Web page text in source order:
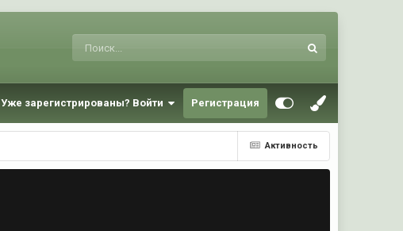
Уже зарегистрированы? Войти Регистрация
Активность